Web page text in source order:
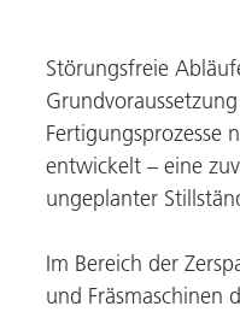
Störungsfreie
Fertigungsprozesse
entwickelt – eine
ungeplanter
Im Bereich der
und Fräsmaschinen